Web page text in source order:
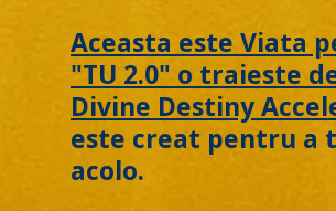
Aceasta este Viata
"TU 2.0" o traieste
Divine Destiny
este creat pentru a
acolo.